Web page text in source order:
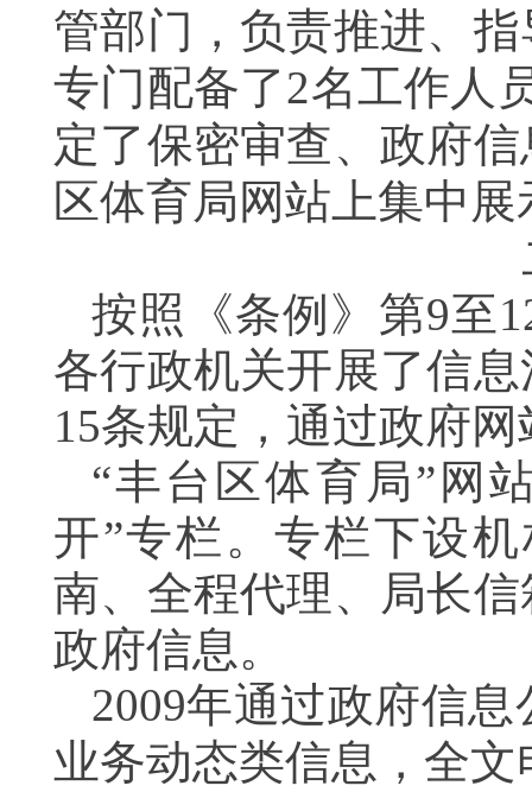
管部门，负责推进、
专门配备了2名工作人
定了保密审查、政府
区体育局网站上集中
按照《条例》第9至
各行政机关开展了信
15条规定，通过政府
“丰台区体育局”网
开”专栏。专栏下设
南、全程代理、局长
政府信息。
2009年通过政府信
业务动态类信息， 全文